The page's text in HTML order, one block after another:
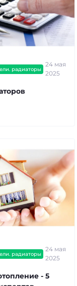
радиаторы
24 мая
2025
радиаторы
24 мая
2025
- 5